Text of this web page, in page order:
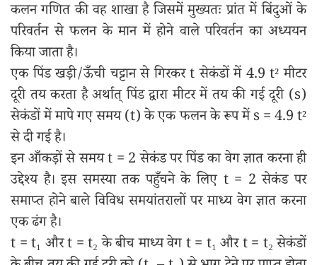
कलन गणित की वह शाखा है जिसमें मुख्यतः प्रांत में बिंदुओं के
परिवर्तन से फलन के मान में होने वाले परिवर्तन का अध्ययन
किया जाता है।
एक पिंड खड़ी/ऊँची चट्टान से गिरकर t सेकंडों में 4.9 t² मीटर
दूरी तय करता है अर्थात् पिंड द्वारा मीटर में तय की गई दूरी (s)
सेकंडों में मापे गए समय (t) के एक फलन के रूप में s = 4.9 t²
से दी गई है।
इन आँकड़ों से समय t = 2 सेकंड पर पिंड का वेग ज्ञात करना ही
उद्देश्य है। इस समस्या तक पहुँचने के लिए t = 2 सेकंड पर
समाप्त होने बाले विविध समयांतरालों पर माध्य वेग ज्ञात करना
एक ढंग है।
t = t₁ और t = t₂ के बीच माध्य वेग t = t₁ और t = t₂ सेकंडों